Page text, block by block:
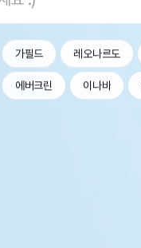
가필드 레오나르도
에버크린 이나바